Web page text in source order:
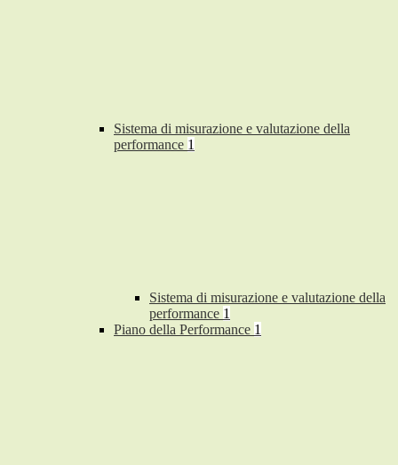
Sistema di misurazione e valutazione della
performance 1
Sistema di misurazione e valutazione della
performance 1
Piano della Performance 1